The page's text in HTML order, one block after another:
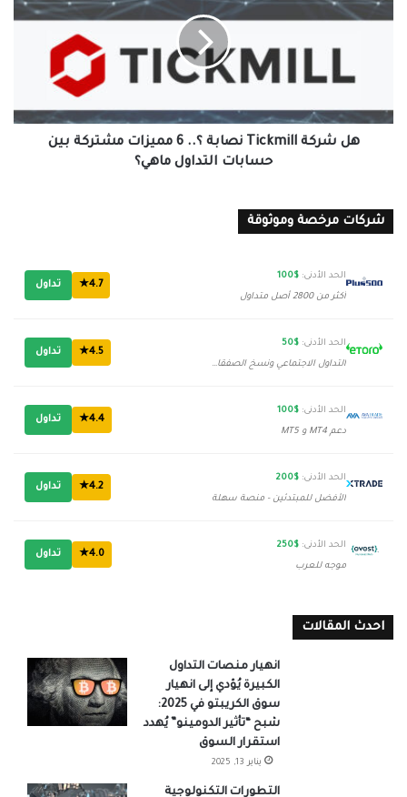
Tickmill
بين
حسابات
هل شركة Tickmill نصابة ؟.. 6 مميزات مشتركة بين
حسابات التداول ماهي؟
شركات مرخصة وموثوقة
الحد الأدنى: $100
أكثر من 2800 أصل متداول
4.7★ تداول
الحد الأدنى: $50
التداول الاجتماعي ونسخ الصفقات
4.5★ تداول
الحد الأدنى: $100
دعم MT4 و MT5
4.4★ تداول
الحد الأدنى: $200
الأفضل للمبتدئين - منصة سهلة
4.2★ تداول
الحد الأدنى: $250
موجه للعرب
4.0★ تداول
احدث المقالات
انهيار منصات التداول
الكبيرة يُؤدي إلى انهيار
سوق الكريبتو في 2025:
شبح “تأثير الدومينو” يُهدد
استقرار السوق
يناير 13, 2025
التطورات التكنولوجية